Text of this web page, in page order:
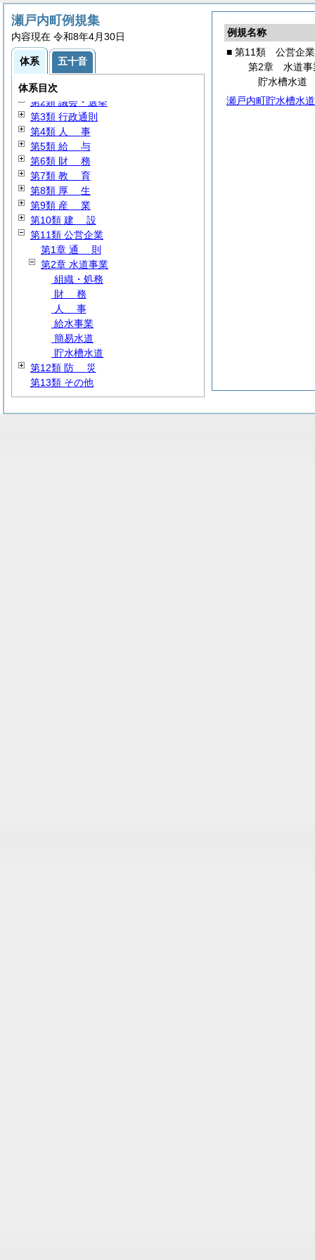
例規名称
■ 第11類 公営企業
第2章 水道事
貯水槽水道
瀬戸内町貯水槽水
瀬戸内町例規集
内容現在 令和8年4月30日
体系 五十音
体系目次
第1類
第2類 議会・選挙
第3類 行政通則
第4類 人 事
第5類 給 与
第6類 財 務
第7類 教 育
第8類 厚 生
第9類 産 業
第10類 建 設
第11類 公営企業
第1章 通 則
第2章 水道事業
組織・処務
財 務
人 事
給水事業
簡易水道
貯水槽水道
第12類 防 災
第13類 その他